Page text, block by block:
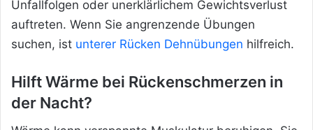
Unfallfolgen oder unerklärlichem Gewichtsverlust
auftreten. Wenn Sie angrenzende Übungen
suchen, ist unterer Rücken Dehnübungen hilfreich.
Hilft Wärme bei Rückenschmerzen in
der Nacht?